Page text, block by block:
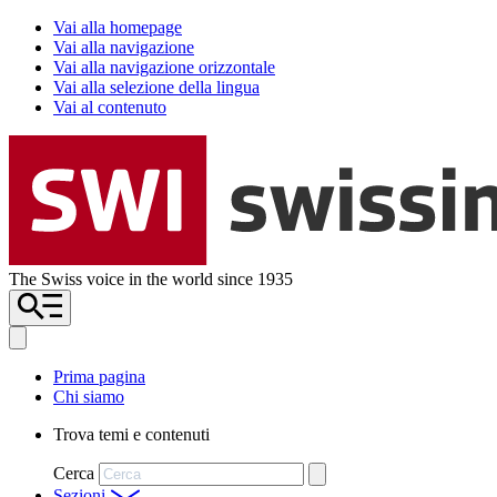
Vai alla homepage
Vai alla navigazione
Vai alla navigazione orizzontale
Vai alla selezione della lingua
Vai al contenuto
The Swiss voice in the world since 1935
Prima pagina
Chi siamo
Trova temi e contenuti
Cerca